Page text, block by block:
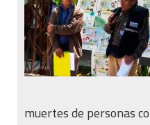
muertes de personas